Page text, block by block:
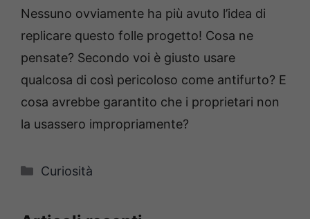
Nessuno ovviamente ha più avuto l’idea di
replicare questo folle progetto! Cosa ne
pensate? Secondo voi è giusto usare
qualcosa di così pericoloso come antifurto? E
cosa avrebbe garantito che i proprietari non
la usassero impropriamente?
Categorie
Curiosità